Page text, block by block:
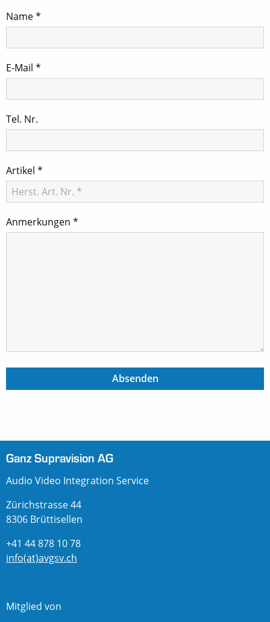
Name*
E-Mail *
Tel. Nr.
Artikel *
Anmerkungen *
Ganz Supravision AG
Audio Video Integration Service
Zürichstrasse 44
8306 Brüttisellen
+41 44 878 10 78
info(at)avgsv.ch
Mitglied von